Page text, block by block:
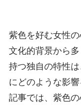
紫色を好む女性
文化的背景から
持つ独自の特性
にどのような影
記事では、紫色